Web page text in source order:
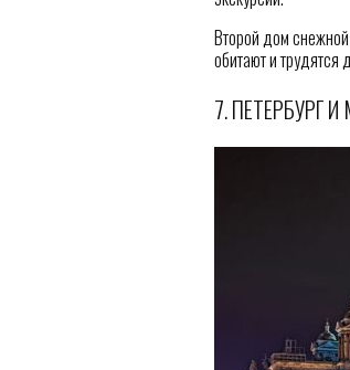
Второй дом
обитают и
7. ПЕТЕРБУРГ